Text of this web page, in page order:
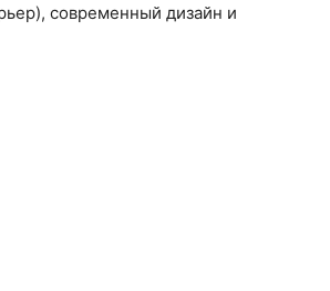
современный дизайн и